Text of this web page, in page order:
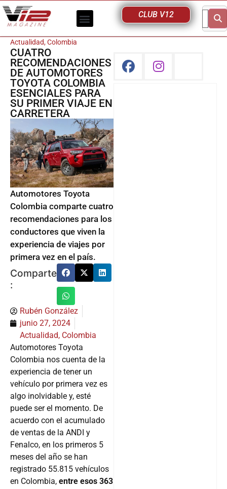
CLUB V12
Actualidad,Colombia
CUATRO
RECOMENDACIONES
DE AUTOMOTORES
TOYOTA COLOMBIA
ESENCIALES PARA
SU PRIMER VIAJE EN
CARRETERA
Automotores Toyota
Colombia comparte cuatro
recomendaciones para los
conductores que viven la
experiencia de viajes por
primera vez en el país.
Comparte
:
Rubén González
junio 27, 2024
Actualidad, Colombia
Automotores Toyota
Colombia nos cuenta de la
experiencia de tener un
vehículo por primera vez es
algo inolvidable y, esté
puede ser el momento. De
acuerdo con el acumulado
de ventas de la ANDI y
Fenalco, en los primeros 5
meses del año se han
registrado 55.815 vehículos
en Colombia, entre esos 363